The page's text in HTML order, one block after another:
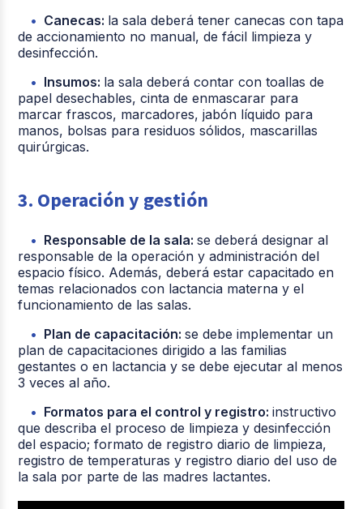
Canecas: la sala deberá tener canecas con tapa
de accionamiento no manual, de fácil limpieza y
desinfección.
Insumos: la sala deberá contar con toallas de
papel desechables, cinta de enmascarar para
marcar frascos, marcadores, jabón líquido para
manos, bolsas para residuos sólidos, mascarillas
quirúrgicas.
3. Operación y gestión
Responsable de la sala:se deberá designar al
responsable de la operación y administración del
espacio físico. Además, deberá estar capacitado en
temas relacionados con lactancia materna y el
funcionamiento de las salas.
Plan de capacitación:se debe implementar un
plan de capacitaciones dirigido a las familias
gestantes o en lactancia y se debe ejecutar al menos
3 veces al año.
Formatos para el control y registro:instructivo
que describa el proceso de limpieza y desinfección
del espacio; formato de registro diario de limpieza,
registro de temperaturas y registro diario del uso de
la sala por parte de las madres lactantes.